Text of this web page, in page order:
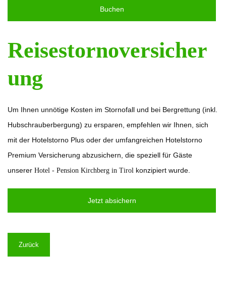
Buchen
Reisestornoversicher
ung
Um Ihnen unnötige Kosten im Stornofall und bei Bergrettung (inkl.
Hubschrauberbergung) zu ersparen, empfehlen wir Ihnen, sich
mit der Hotelstorno Plus oder der umfangreichen Hotelstorno
Premium Versicherung abzusichern, die speziell für Gäste
unserer Hotel - Pension Kirchberg in Tirol konzipiert wurde.
Jetzt absichern
Zurück